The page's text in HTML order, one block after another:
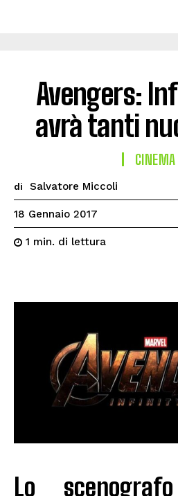
Avengers:
avrà tanti
CINEMA
di Salvatore Miccoli
18 Gennaio 2017
1 min. di lettura
Lo